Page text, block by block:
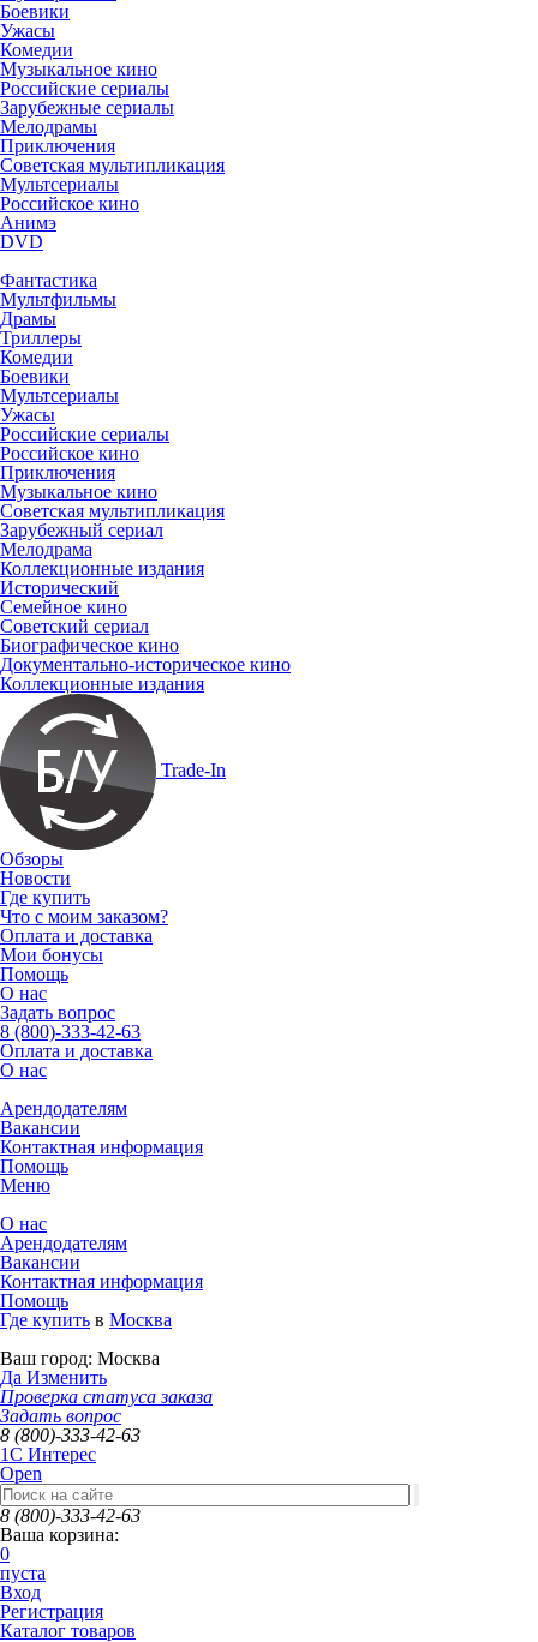
Боевики
Ужасы
Комедии
Музыкальное кино
Российские сериалы
Зарубежные сериалы
Мелодрамы
Приключения
Советская мультипликация
Мультсериалы
Российское кино
Анимэ
DVD
Фантастика
Мультфильмы
Драмы
Триллеры
Комедии
Боевики
Мультсериалы
Ужасы
Российские сериалы
Российское кино
Приключения
Музыкальное кино
Советская мультипликация
Зарубежный сериал
Мелодрама
Коллекционные издания
Исторический
Семейное кино
Советский сериал
Биографическое кино
Документально-историческое кино
Коллекционные издания
Trade-In
Обзоры
Новости
Где купить
Что с моим заказом?
Оплата и доставка
Мои бонусы
Помощь
О нас
Задать вопрос
8 (800)-333-42-63
Оплата и доставка
О нас
Арендодателям
Вакансии
Контактная информация
Помощь
Меню
О нас
Арендодателям
Вакансии
Контактная информация
Помощь
Где купить в Москва
Ваш город: Москва
Да Изменить
Проверка статуса заказа
Задать вопрос
8 (800)-333-42-63
1C Интерес
Open
8 (800)-333-42-63
Ваша корзина:
0
пуста
Вход
Регистрация
Каталог товаров